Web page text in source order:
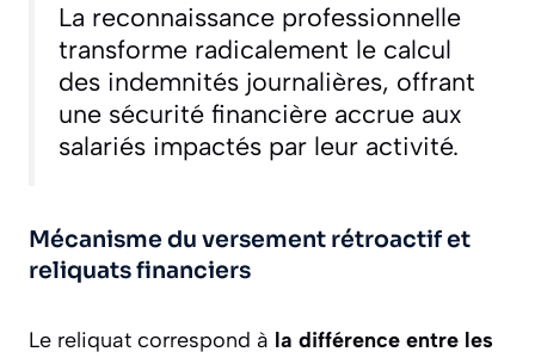
La reconnaissance professionnelle
transforme radicalement le calcul
des indemnités journalières, offrant
une sécurité financière accrue aux
salariés impactés par leur activité.
Mécanisme du versement rétroactif et
reliquats financiers
Le reliquat correspond à la différence entre les